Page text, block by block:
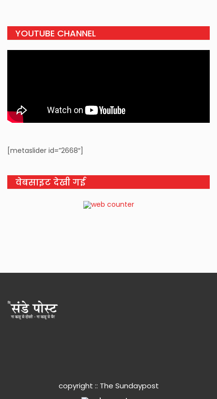
YOUTUBE CHANNEL
[metaslider id=”2668″]
वेबसाइट देखी गई
copyright :: The Sundaypost